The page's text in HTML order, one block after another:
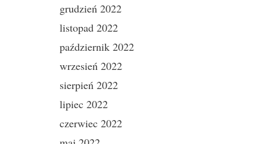
grudzień 2022
listopad 2022
październik 2022
wrzesień 2022
sierpień 2022
lipiec 2022
czerwiec 2022